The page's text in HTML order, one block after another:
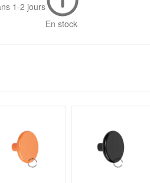
1-2 jours
En stock